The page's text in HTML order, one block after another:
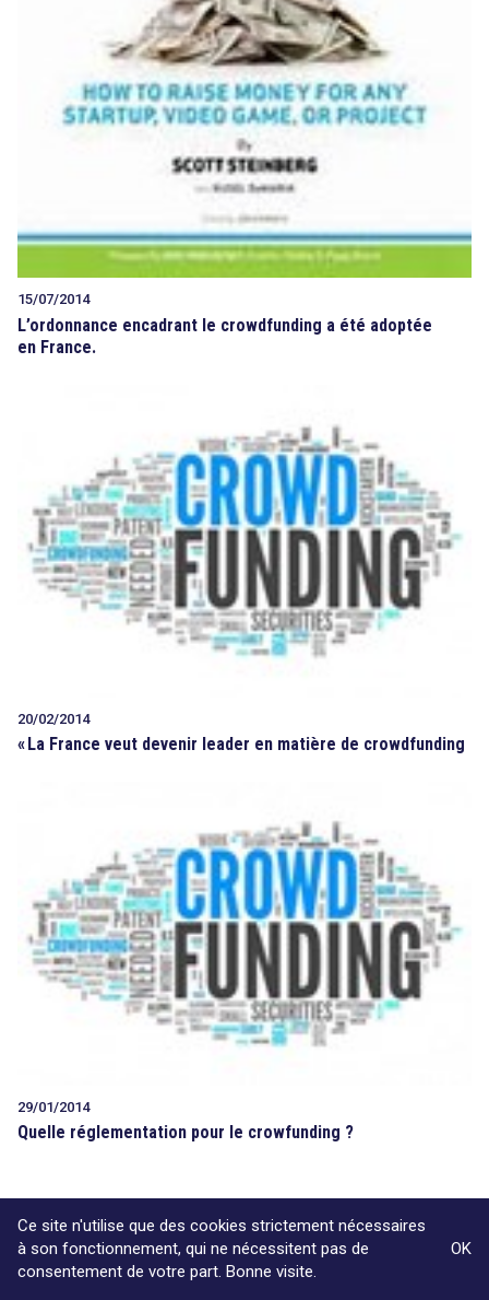
15/07/2014
L’ordonnance encadrant le crowdfunding a été adoptée
en France.
20/02/2014
« La France veut devenir leader en matière de crowdfunding
29/01/2014
Quelle réglementation pour le crowfunding ?
Voir plus d'articles
Ce site n'utilise que des cookies strictement nécessaires
à son fonctionnement, qui ne nécessitent pas de
consentement de votre part. Bonne visite.
OK